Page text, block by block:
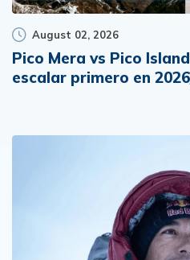
August 02, 2026
Pico Mera vs Pico
escalar primero en